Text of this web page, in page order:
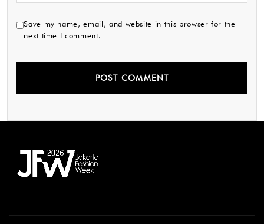
Save my name, email, and website in this browser for the
next time I comment.